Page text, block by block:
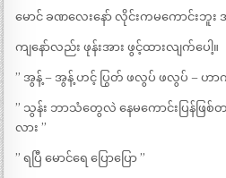
မောင် ခဏလေးနော် လိုင်းကမကောင်းဘူး
ကျနော်လည်း ဖုန်းအား ဖွင့်ထားလျက်ပေါ့။
” အွန့် – အွန့် ဟင့် ပြွတ် ဖလွပ် ဖလွပ် –
” သွန်း ဘာသံတွေလဲ နေမကောင်းပြန်ဖြစ်
လား ”
” ရပြီ မောင်ရေ ပြောပြော ”